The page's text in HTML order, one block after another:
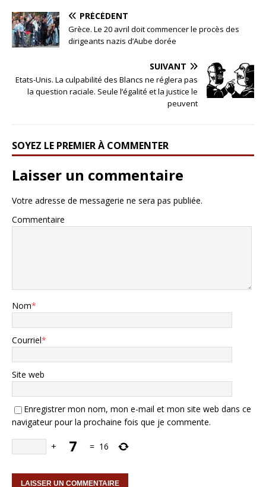
PRÉCÉDENT
Grèce. Le 20 avril doit commencer le procès des
dirigeants nazis d’Aube dorée
SUIVANT
Etats-Unis. La culpabilité des Blancs ne réglera pas
la question raciale. Seule l’égalité et la justice le
peuvent
SOYEZ LE PREMIER À COMMENTER
Laisser un commentaire
Votre adresse de messagerie ne sera pas publiée.
Commentaire
Nom*
Courriel*
Site web
Enregistrer mon nom, mon e-mail et mon site web dans ce
navigateur pour la prochaine fois que je commente.
+ = 16